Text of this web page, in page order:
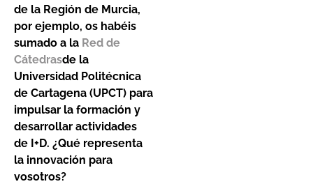
de la Región de Murcia,
por ejemplo, os habéis
sumado a la Red de
Cátedrasde la
Universidad Politécnica
de Cartagena (UPCT) para
impulsar la formación y
desarrollar actividades
de I+D. ¿Qué representa
la innovación para
vosotros?